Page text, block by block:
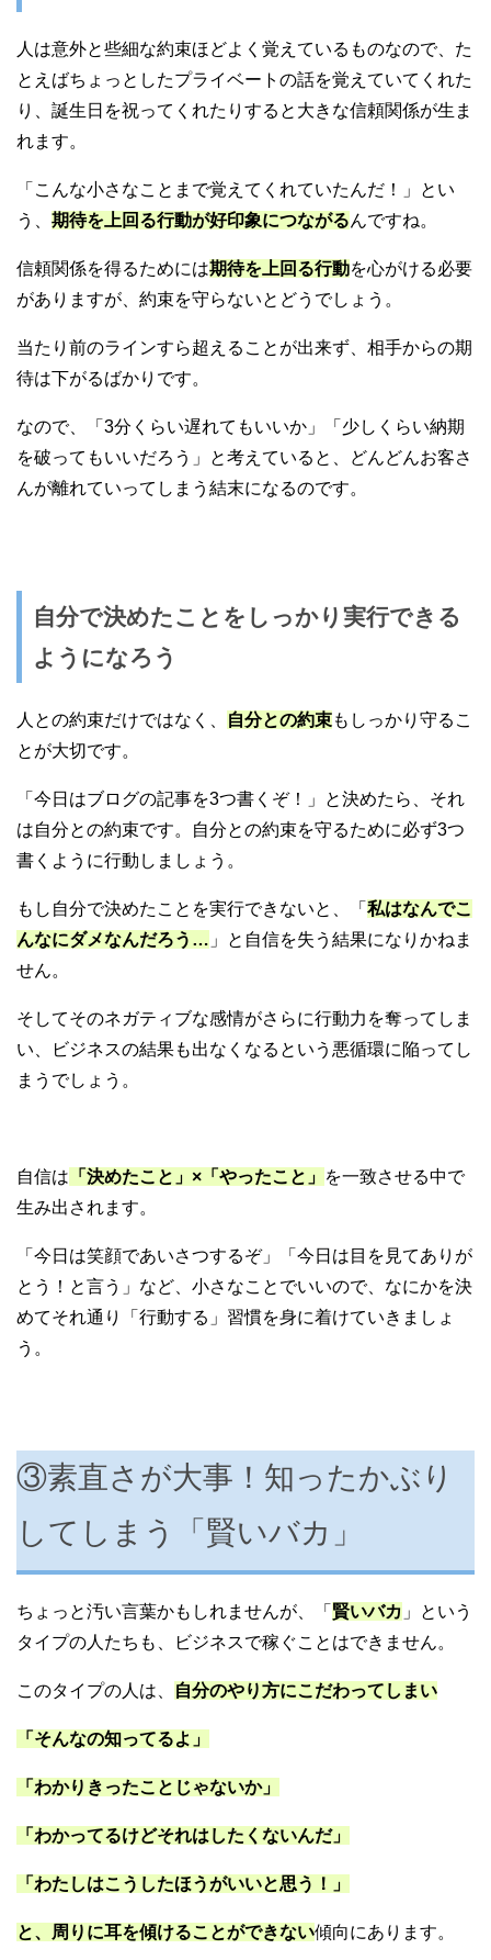
人は意外と些細な約束ほどよく覚えているものなので、た
とえばちょっとしたプライベートの話を覚えていてくれた
り、誕生日を祝ってくれたりすると大きな信頼関係が生ま
れます。
「こんな小さなことまで覚えてくれていたんだ！」とい
う、 期待を上回る行動が好印象につながるんですね。
信頼関係を得るためには期待を上回る行動を心がける必要
がありますが、約束を守らないとどうでしょう。
当たり前のラインすら超えることが出来ず、相手からの期
待は下がるばかりです。
なので、「3分くらい遅れてもいいか」「少しくらい納期
を破ってもいいだろう」と考えていると、どんどんお客さ
んが離れていってしまう結末になるのです。
自分で決めたことをしっかり実行できる
ようになろう
人との約束だけではなく、 自分との約束もしっかり守るこ
とが大切です。
「今日はブログの記事を3つ書くぞ！」と決めたら、それ
は自分との約束です。自分との約束を守るために必ず3つ
書くように行動しましょう。
もし自分で決めたことを実行できないと、「 私はなんでこ
んなにダメなんだろう… 」と自信を失う結果になりかねま
せん。
そしてそのネガティブな感情がさらに行動力を奪ってしま
い、ビジネスの結果も出なくなるという悪循環に陥ってし
まうでしょう。
自信は 「決めたこと」×「やったこと」 を一致させる中で
生み出されます。
「今日は笑顔であいさつするぞ」「今日は目を見てありが
とう！と言う」など、小さなことでいいので、なにかを決
めてそれ通り「行動する」習慣を身に着けていきましょ
う。
③素直さが大事！知ったかぶり
してしまう「賢いバカ」
ちょっと汚い言葉かもしれませんが、「 賢いバカ 」という
タイプの人たちも、ビジネスで稼ぐことはできません。
このタイプの人は、 自分のやり方にこだわってしまい
「そんなの知ってるよ」
「わかりきったことじゃないか」
「わかってるけどそれはしたくないんだ」
「わたしはこうしたほうがいいと思う！」
と、周りに耳を傾けることができない傾向にあります。